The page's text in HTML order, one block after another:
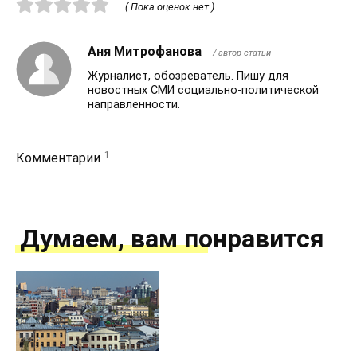
( Пока оценок нет )
Аня Митрофанова / автор статьи
Журналист, обозреватель. Пишу для
новостных СМИ социально-политической
направленности.
Комментарии 1
Думаем, вам понравится